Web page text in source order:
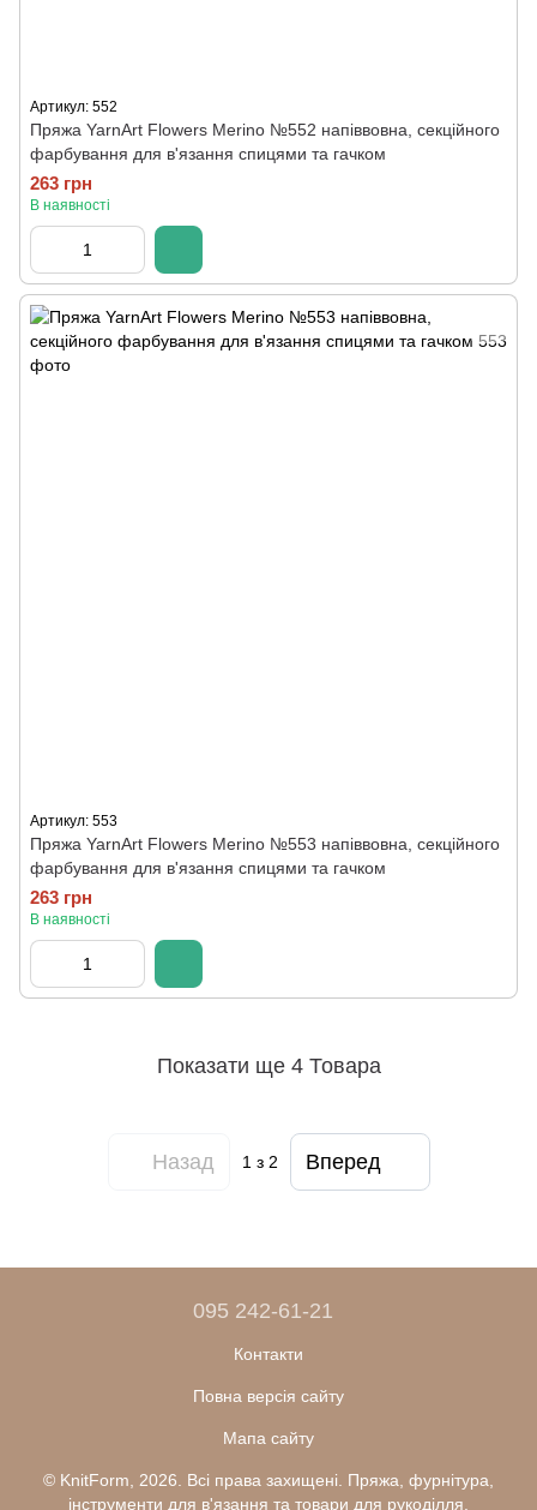
Артикул: 552
Пряжа YarnArt Flowers Merino №552 напіввовна, секційного
фарбування для в'язання спицями та гачком
263 грн
В наявності
Артикул: 553
Пряжа YarnArt Flowers Merino №553 напіввовна, секційного
фарбування для в'язання спицями та гачком
263 грн
В наявності
Показати ще 4 Товара
Назад 1 з 2 Вперед
095 242-61-21
Контакти
Повна версія сайту
Мапа сайту
© KnitForm, 2026. Всі права захищені. Пряжа, фурнітура,
інструменти для в'язання та товари для рукоділля.